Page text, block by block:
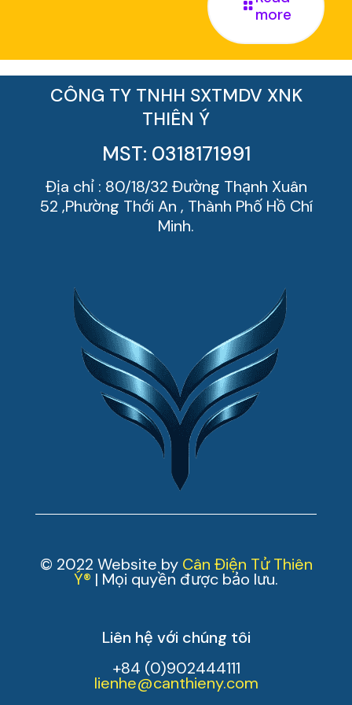
more
CÔNG TY TNHH SXTMDV XNK
THIÊN Ý
MST: 0318171991
Địa chỉ : 80/18/32 Đường Thạnh Xuân
52 ,Phường Thới An , Thành Phố Hồ Chí
Minh.
© 2022 Website by Cân Điện Tử Thiên
Ý® | Mọi quyền được bảo lưu.
Liên hệ với chúng tôi
+84 (0)902444111
lienhe@canthieny.com